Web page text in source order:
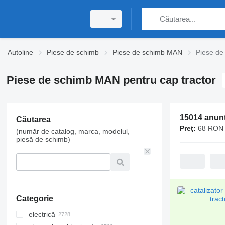
Autoline Piese de schimb Piese de schimb MAN Piese
Piese de schimb MAN pentru cap tractor
Căutarea
(număr de catalog, marca, modelul,
piesă de schimb)
Categorie
electrică
15014
Preţ: 68